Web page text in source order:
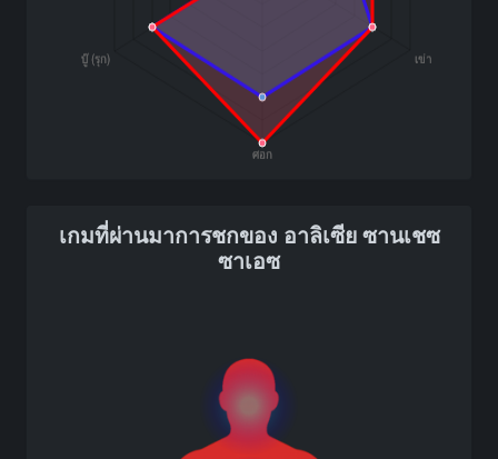
เกมที่ผ่านมาการชกของ อาลิเซีย ซานเชซ
ซาเอซ